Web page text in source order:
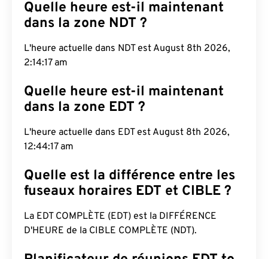
Quelle heure est-il maintenant
dans la zone NDT ?
L'heure actuelle dans NDT est August 8th 2026,
2:14:18 am
Quelle heure est-il maintenant
dans la zone EDT ?
L'heure actuelle dans EDT est August 8th 2026,
12:44:18 am
Quelle est la différence entre les
fuseaux horaires EDT et CIBLE ?
La EDT COMPLÈTE (EDT) est la DIFFÉRENCE
D'HEURE de la CIBLE COMPLÈTE (NDT).